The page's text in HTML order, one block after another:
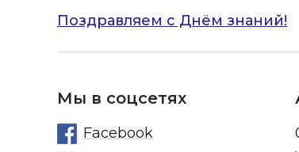
Навигация
Поздравляем с Днём знаний!
Мы в соцсетях
Facebook